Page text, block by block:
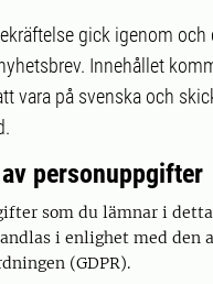
gick igenom
Innehållet
vara på svenska och
personuppgifter
som du lämnar i
i enlighet med den
(GDPR).